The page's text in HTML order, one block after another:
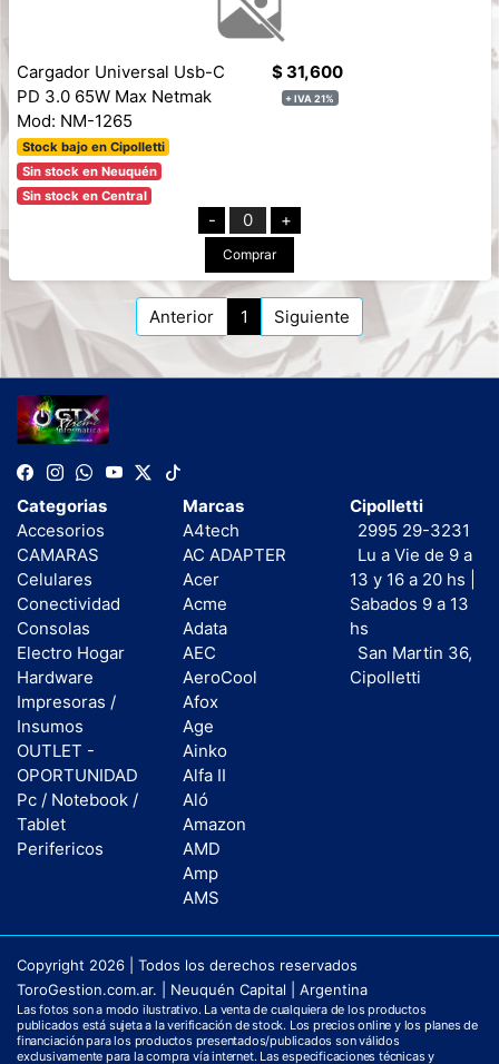
Cargador Universal Usb-C
PD 3.0 65W Max Netmak
Mod: NM-1265
Stock bajo en Cipolletti
Sin stock en Neuquén
Sin stock en Central
$ 31,600
+ IVA 21%
- 0 +
Comprar
Anterior 1 Siguiente
Categorias
Accesorios
CAMARAS
Celulares
Conectividad
Consolas
Electro Hogar
Hardware
Impresoras /
Insumos
OUTLET -
OPORTUNIDAD
Pc / Notebook /
Tablet
Perifericos
Marcas
A4tech
AC ADAPTER
Acer
Acme
Adata
AEC
AeroCool
Afox
Age
Ainko
Alfa II
Aló
Amazon
AMD
Amp
AMS
Cipolletti
2995 29-3231
Lu a Vie de 9 a
13 y 16 a 20 hs |
Sabados 9 a 13
hs
San Martin 36,
Cipolletti
Copyright 2026 | Todos los derechos reservados
ToroGestion.com.ar. | Neuquén Capital | Argentina
Las fotos son a modo ilustrativo. La venta de cualquiera de los productos
publicados está sujeta a la verificación de stock. Los precios online y los planes de
financiación para los productos presentados/publicados son válidos
exclusivamente para la compra vía internet. Las especificaciones técnicas y